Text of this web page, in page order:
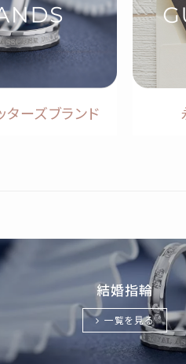
ーズブランド
結婚指輪
一覧を見る